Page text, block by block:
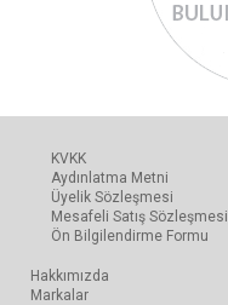
KVKK
Aydınlatma Metni
Üyelik Sözleşmesi
Mesafeli Satış Sözleşmesi
Ön Bilgilendirme Formu
Hakkımızda
Markalar